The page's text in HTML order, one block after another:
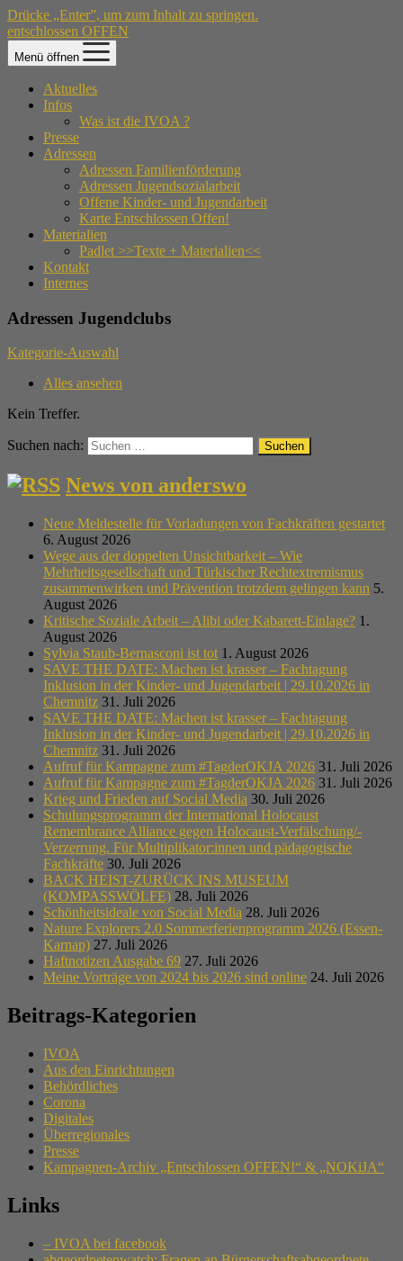
Drücke „Enter”, um zum Inhalt zu springen.
entschlossen OFFEN
Menü öffnen
Aktuelles
Infos
Was ist die IVOA ?
Presse
Adressen
Adressen Familienförderung
Adressen Jugendsozialarbeit
Offene Kinder- und Jugendarbeit
Karte Entschlossen Offen!
Materialien
Padlet >>Texte + Materialien<<
Kontakt
Internes
Adressen Jugendclubs
Kategorie-Auswahl
Alles ansehen
Kein Treffer.
Suchen nach:
News von anderswo
Neue Meldestelle für Vorladungen von Fachkräften gestartet
6. August 2026
Wege aus der doppelten Unsichtbarkeit – Wie
Mehrheitsgesellschaft und Türkischer Rechtextremismus
zusammenwirken und Prävention trotzdem gelingen kann 5.
August 2026
Kritische Soziale Arbeit – Alibi oder Kabarett-Einlage? 1.
August 2026
Sylvia Staub-Bernasconi ist tot 1. August 2026
SAVE THE DATE: Machen ist krasser – Fachtagung
Inklusion in der Kinder- und Jugendarbeit | 29.10.2026 in
Chemnitz 31. Juli 2026
SAVE THE DATE: Machen ist krasser – Fachtagung
Inklusion in der Kinder- und Jugendarbeit | 29.10.2026 in
Chemnitz 31. Juli 2026
Aufruf für Kampagne zum #TagderOKJA 2026 31. Juli 2026
Aufruf für Kampagne zum #TagderOKJA 2026 31. Juli 2026
Krieg und Frieden auf Social Media 30. Juli 2026
Schulungsprogramm der International Holocaust
Remembrance Alliance gegen Holocaust-Verfälschung/-
Verzerrung. Für Multiplikator:innen und pädagogische
Fachkräfte 30. Juli 2026
BACK HEIST-ZURÜCK INS MUSEUM
(KOMPASSWÖLFE) 28. Juli 2026
Schönheitsideale von Social Media 28. Juli 2026
Nature Explorers 2.0 Sommerferienprogramm 2026 (Essen-
Karnap) 27. Juli 2026
Haftnotizen Ausgabe 69 27. Juli 2026
Meine Vorträge von 2024 bis 2026 sind online 24. Juli 2026
Beitrags-Kategorien
IVOA
Aus den Einrichtungen
Behördliches
Corona
Digitales
Überregionales
Presse
Kampagnen-Archiv „Entschlossen OFFEN!“ & „NOKiJA“
Links
– IVOA bei facebook